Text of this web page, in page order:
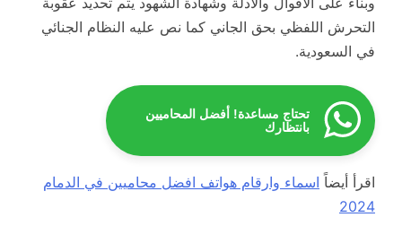
التحرش اللفظي بحق الجاني كما نص عليه النظام الجنائي
في السعودية.
تحتاج مساعدة! أفضل المحاميين
بانتظارك
اقرأ أيضاً اسماء وارقام هواتف افضل محاميين في الدمام
2024